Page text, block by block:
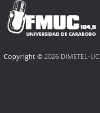
Copyright ©2026 DIMETEL-UC